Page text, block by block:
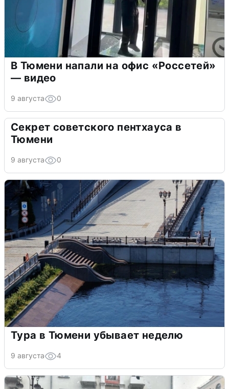
В Тюмени напали на офис «Россетей»
— видео
9 августа 0
Секрет советского пентхауса в
Тюмени
9 августа 0
Тура в Тюмени убывает неделю
9 августа 4